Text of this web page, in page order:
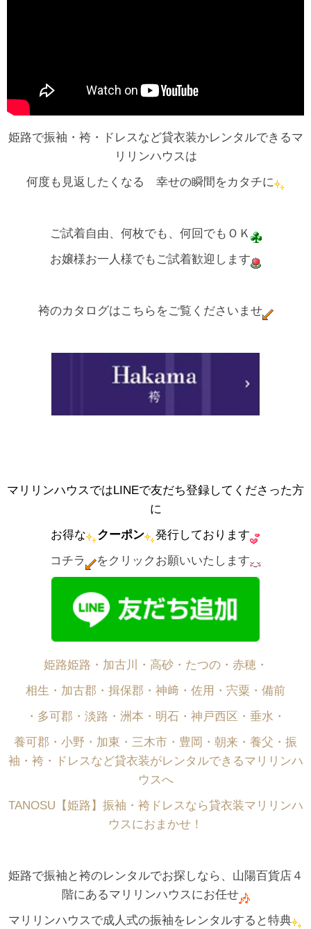
姫路で振袖・袴・ドレスなど貸衣装かレンタルできるマ
リリンハウスは
何度も見返したくなる 幸せの瞬間をカタチに
ご試着自由、何枚でも、何回でもＯＫ
お嬢様お一人様でもご試着歓迎します
袴のカタログはこちらをご覧くださいませ
マリリンハウスではLINEで友だち登録してくださった方
に
お得な
クーポン
発行しております
コチラ
をクリックお願いいたします
姫路姫路・加古川・高砂・たつの・赤穂・
相生・加古郡・揖保郡・神﨑・佐用・宍粟・備前
・多可郡・淡路・洲本・明石・神戸西区・垂水・
養可郡・小野・加東・三木市・豊岡・朝来・養父・振
袖・袴・ドレスなど貸衣装がレンタルできるマリリンハ
ウスへ
TANOSU【姫路】振袖・袴ドレスなら貸衣装マリリンハ
ウスにおまかせ！
姫路で振袖と袴のレンタルでお探しなら、山陽百貨店４
階にあるマリリンハウスにお任せ
マリリンハウスで成人式の振袖をレンタルすると特典